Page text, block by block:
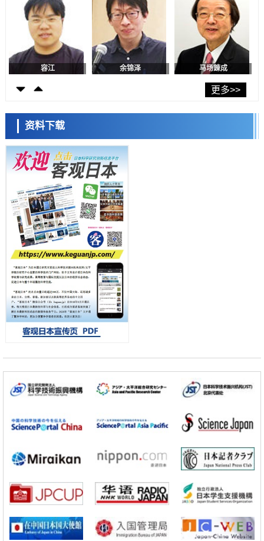
迥异之谜
科学研究
神户大学确认口服癌症疫苗B440单药给药的安全性，在转移性尿路上皮
癌患者中开展临床试验
日本发布《令和8年版科学技术与创新白皮书》，解读第七期基本计划
首年度政策方向
科学研究
东京大学发现可诱导细胞死亡的新型信使物质
东京都健康长寿医疗中心跨器官揭示衰老过程中的糖链变化
科学研究
产总研无需石油利用松脂制备石墨前驱体，可作为电池电极材料
科学研究
东京大学和海上保安厅等发现南海海槽沿线板块边界锁定状态存在区域
差异
政策
日本第2次医疗研究开发调整费，根据一线实际情况和需求分配99.3亿
日元
科学研究
千叶大学鉴定出导致难治性疾病“肺高血压症”恶化的蛋白质“MYL9/12”，
会引发血管结构恶化
科学研究
京都大学高效生成光的构成单元“光子”，可应用于量子计算机
科学研究
开发出300亿年仅误差1秒的光晶格钟，构建网络将其打造为下一代社会
基础设施
经济・社会
科学研究
带大量基因的人工细胞
政策
科学研究
京都大学高效生成光的构成单元“光子”，可应用于量子计算机
科学研究
开发出300亿年仅误差1秒的光晶格钟，构建网络将其打造为下一代社会
经济・社会
日本成立“以人为本AI联盟”——力争借助AI拓展社会公众创造力，依托
容江 余锦泽 马场錬成
日本科学未来馆 科学交
流员
小岩井忠道 泷川 进
更多>>
资料下载